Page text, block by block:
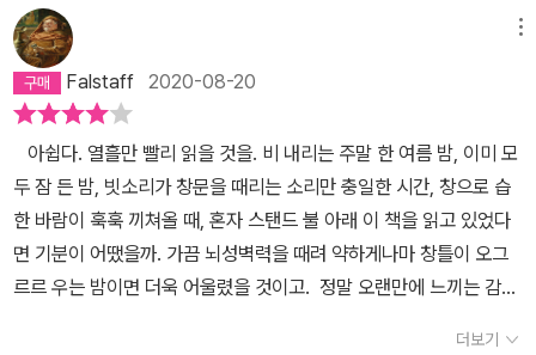
Falstaff 2020-08-20
아쉽다. 열흘만 빨리 읽을 것을. 비 내리는 주말 한 여름 밤, 이미 모
두 잠 든 밤, 빗소리가 창문을 때리는 소리만 충일한 시간, 창으로 습
한 바람이 훅훅 끼쳐올 때, 혼자 스탠드 불 아래 이 책을 읽고 있었다
면 기분이 어땠을까. 가끔 뇌성벽력을 때려 약하게나마 창틀이 오그
르르 우는 밤이면 더욱 어울렸을 것이고. 정말 오랜만에 느끼는 감정.
더보기